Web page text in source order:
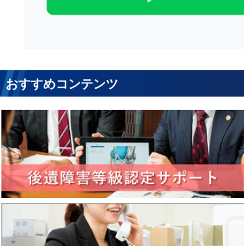
おすすめコンテンツ